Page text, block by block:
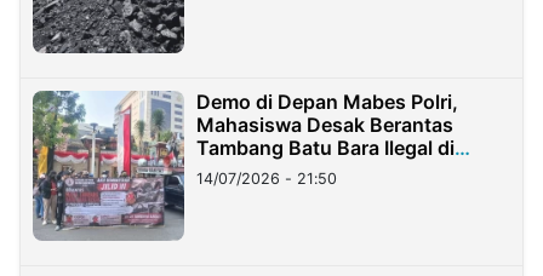
Demo di Depan Mabes Polri,
Mahasiswa Desak Berantas
Tambang Batu Bara Ilegal di
Lampung
14/07/2026 - 21:50